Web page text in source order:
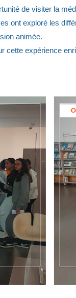
de visiter la
ont exploré les
animée.
cette expérience